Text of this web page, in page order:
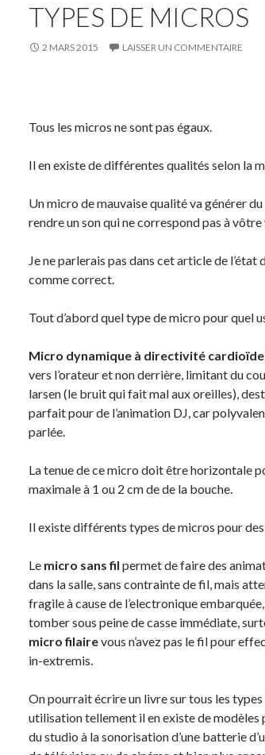
TYPES DE MICROS
2 MARS 2015 LAISSER UN COMMENTAIRE
Tous les micros ne sont pas égaux.
Il en existe de différentes qualités selon la
Un micro de mauvaise qualité va générer du
rendre un son qui ne correspond pas à
Je ne parlerais pas dans cet article de l’état
comme correct.
Tout d’abord quel type de micro pour quel
Micro dynamique à directivité cardioïde
vers l’orateur et non derrière, limitant du
larsen (le bruit qui fait mal aux oreilles),
parfait pour de l’animation DJ, car
parlée.
La tenue de ce micro doit être horizontale
maximale à 1 ou 2 cm de de la bouche.
Il existe différents types de micros pour
Le micro sans fil permet de faire des
dans la salle, sans contrainte de fil, mais
fragile à cause de l’electronique
tomber sous peine de casse immédiate,
micro filairevous n’avez pas le fil pour
in-extremis.
On pourrait écrire un livre sur tous les
utilisation tellement il en existe de
du studio à la sonorisation d’une batterie